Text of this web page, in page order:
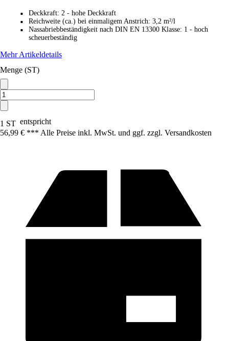
■ Deckkraft: 2 - hohe Deckkraft
■ Reichweite (ca.) bei einmaligem Anstrich: 3,2 m²/l
■ Nassabriebbeständigkeit nach DIN EN 13300 Klasse: 1 - hoch
scheuerbeständig
Mehr Artikeldetails
Menge (ST)
1 ST entspricht
56,99 € *** Alle Preise inkl. MwSt. und ggf. zzgl. Versandkosten